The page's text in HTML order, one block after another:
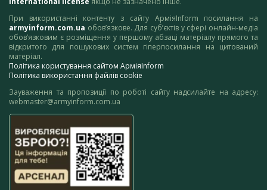
При використанні контенту з сайту АрміяInform посилання на
armyinform.com.ua обов’язкове. Для суб’єктів у сфері онлайн-медіа
обов’язковим є розміщення у першому абзаці матеріалу прямого та
відкритого для пошукових систем гіперпосилання на цитований
матеріал.
Політика користування сайтом АрміяInform
Політика використання файлів cookie
Зауваження та пропозиції по роботі сайту надсилайте на адресу:
webmaster@armyinform.com.ua